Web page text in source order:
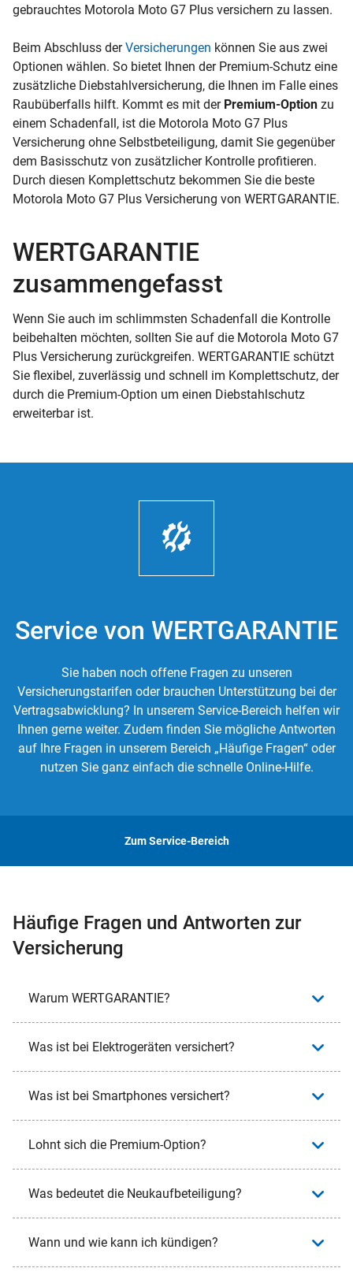
gebrauchtes Motorola Moto G7 Plus versichern zu lassen.
Beim Abschluss derVersicherungen können Sie aus zwei
Optionen wählen. So bietet Ihnen der Premium-Schutz eine
zusätzliche Diebstahlversicherung, die Ihnen im Falle eines
Raubüberfalls hilft. Kommt es mit der Premium-Option zu
einem Schadenfall, ist die Motorola Moto G7 Plus
Versicherung ohne Selbstbeteiligung, damit Sie gegenüber
dem Basisschutz von zusätzlicher Kontrolle profitieren.
Durch diesen Komplettschutz bekommen Sie die beste
Motorola Moto G7 Plus Versicherung von WERTGARANTIE.
WERTGARANTIE
zusammengefasst
Wenn Sie auch im schlimmsten Schadenfall die Kontrolle
beibehalten möchten, sollten Sie auf die Motorola Moto G7
Plus Versicherung zurückgreifen. WERTGARANTIE schützt
Sie flexibel, zuverlässig und schnell im Komplettschutz, der
durch die Premium-Option um einen Diebstahlschutz
erweiterbar ist.
Service von WERTGARANTIE
Sie haben noch offene Fragen zu unseren
Versicherungstarifen oder brauchen Unterstützung bei der
Vertragsabwicklung? In unserem Service-Bereich helfen wir
Ihnen gerne weiter. Zudem finden Sie mögliche Antworten
auf Ihre Fragen in unserem Bereich „Häufige Fragen“ oder
nutzen Sie ganz einfach die schnelle Online-Hilfe.
Zum Service-Bereich
Häufige Fragen und Antworten zur
Versicherung
Warum WERTGARANTIE?
Was ist bei Elektrogeräten versichert?
Was ist bei Smartphones versichert?
Lohnt sich die Premium-Option?
Was bedeutet die Neukaufbeteiligung?
Wann und wie kann ich kündigen?